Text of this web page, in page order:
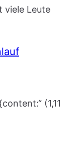
viele Leute
(1,11